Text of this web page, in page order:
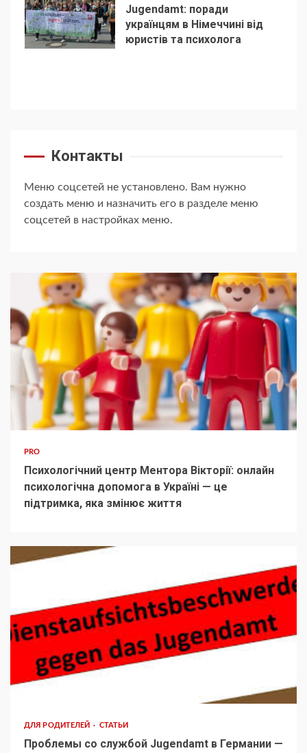
5
Jugendamt: поради
українцям в Німеччині від
юристів та психолога
Контакты
Меню соцсетей не установлено. Вам нужно
создать меню и назначить его в разделе меню
соцсетей в настройках меню.
PRO
Психологічний центр Ментора Вікторії: онлайн
психологічна допомога в Україні — це
підтримка, яка змінює життя
ДЛЯ РОДИТЕЛЕЙ СТАТЬИ
Проблемы со службой Jugendamt в Германии —